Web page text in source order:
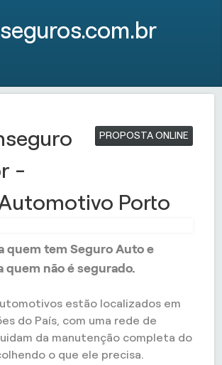
PROPOSTA ONLINE
-
Porto
quem tem Seguro Auto e
quem não é segurado.
estão localizados em
do País, com uma rede de
da manutenção completa do
o que ele precisa.